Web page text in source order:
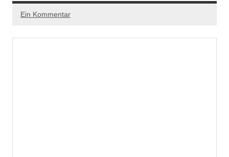
Ein Kommentar